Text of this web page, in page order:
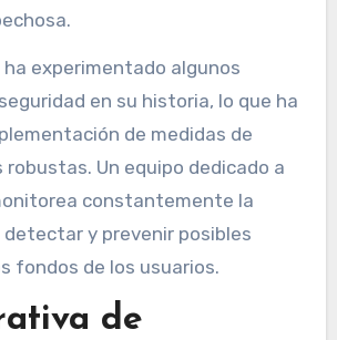
experimentado algunos
en su historia, lo que ha
de medidas de
robustas. Un equipo dedicado a
constantemente la
y prevenir posibles
fondos de los usuarios.
de